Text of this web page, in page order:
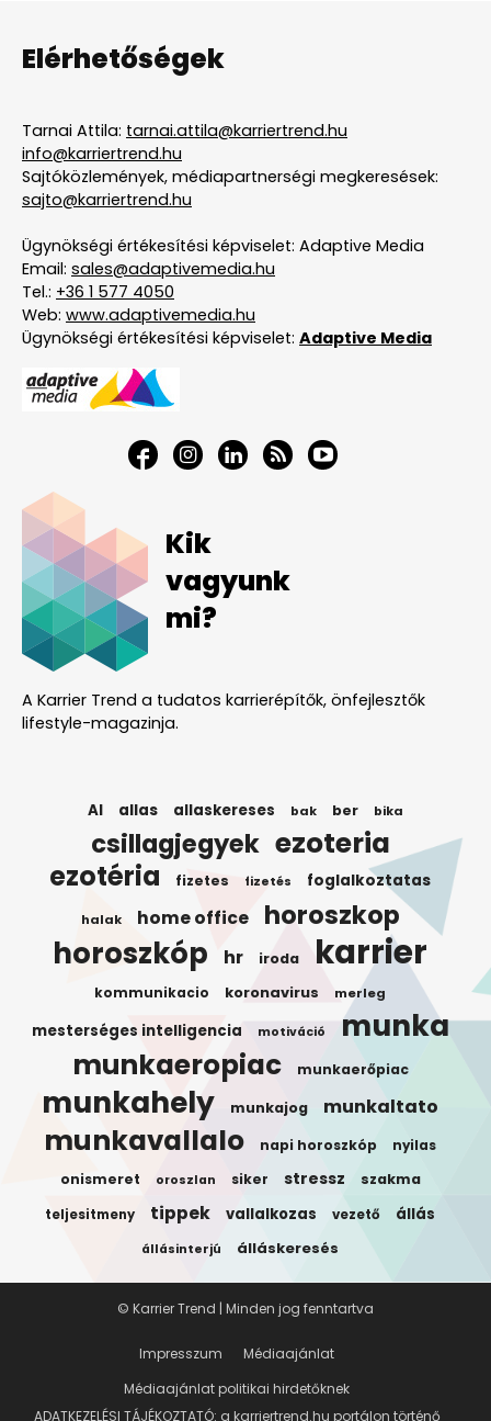
Elérhetőségek
Tarnai Attila: tarnai.attila@karriertrend.hu
info@karriertrend.hu
Sajtóközlemények, médiapartnerségi megkeresések:
sajto@karriertrend.hu
Ügynökségi értékesítési képviselet: Adaptive Media
Email: sales@adaptivemedia.hu
Tel.: +36 1 577 4050
Web: www.adaptivemedia.hu
Ügynökségi értékesítési képviselet: Adaptive Media
Kik
vagyunk
mi?
A Karrier Trend a tudatos karrierépítők, önfejlesztők
lifestyle-magazinja.
AI allas allaskereses bak ber bika
csillagjegyek ezoteria
ezotéria fizetes fizetés foglalkoztatas
halak home office horoszkop
horoszkóp hr iroda karrier
kommunikacio koronavirus merleg
mesterséges intelligencia motiváció munka
munkaeropiac munkaerőpiac
munkahely munkajog munkaltato
munkavallalo napi horoszkóp nyilas
onismeret oroszlan siker stressz szakma
teljesitmeny tippek vallalkozas vezető állás
állásinterjú álláskeresés
Impresszum
Médiaajánlat
Médiaajánlat politikai hirdetőknek
ADATKEZELÉSI TÁJÉKOZTATÓ: a karriertrend.hu portálon történő
© Karrier Trend | Minden jog fenntartva